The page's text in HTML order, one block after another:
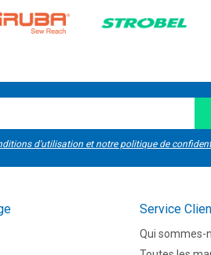
d'utilisation et notre politique de
Service
Qui sommes-